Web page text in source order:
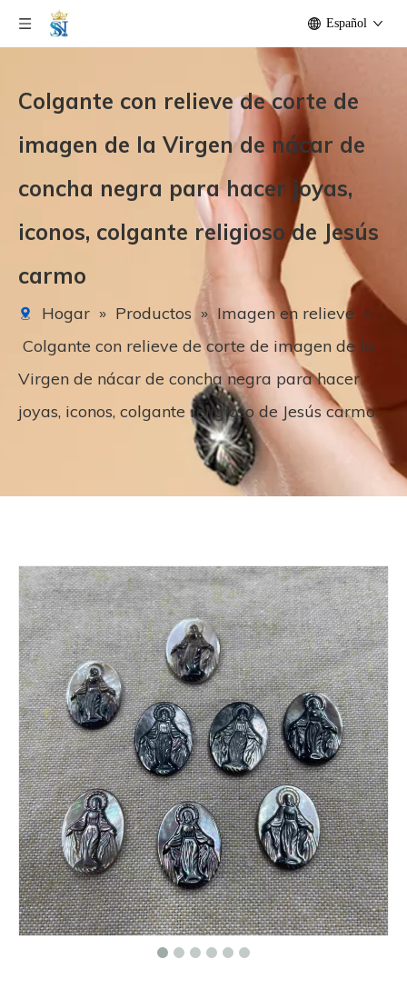
Español
Colgante con relieve de corte de
imagen de la Virgen de nácar de
concha negra para hacer joyas,
iconos, colgante religioso de Jesús
carmo
Hogar » Productos » Imagen en relieve »
Colgante con relieve de corte de imagen de la
Virgen de nácar de concha negra para hacer
joyas, iconos, colgante religioso de Jesús carmo